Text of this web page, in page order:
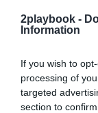
2playbook -
Information
If you wish to
processing of
targeted
section to
sus siglas en
cuarto trimestre
Añadir
de forma
Mantente